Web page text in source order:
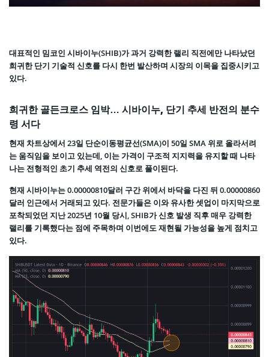
대표적인 밈코인 시바이누(SHIB)가 과거 강력한 랠리 직전에만 나타났던
희귀한 단기 기술적 신호를 다시 한번 발산하며 시장의 이목을 집중시키고
있다.
희귀한 골든크로스 임박… 시바이누, 단기 추세 반전의 분수
령 서다
현재 차트상에서 23일 단순이동평균선(SMA)이 50일 SMA 위로 올라서려
는 움직임을 보이고 있는데, 이는 가격이 구조적 지지력을 유지할 때 나타
나는 전형적인 초기 추세 역전의 신호로 풀이된다.
현재 시바이누는 0.00000810달러 구간 위에서 바닥을 다진 뒤 0.00000860
달러 인근에서 거래되고 있다. 전문가들은 이와 유사한 셋업이 마지막으로
포착되었던 지난 2025년 10월 당시, SHIB가 신호 발생 직후 매우 강력한
랠리를 기록했다는 점에 주목하며 이번에도 재현될 가능성을 높게 점치고
있다.